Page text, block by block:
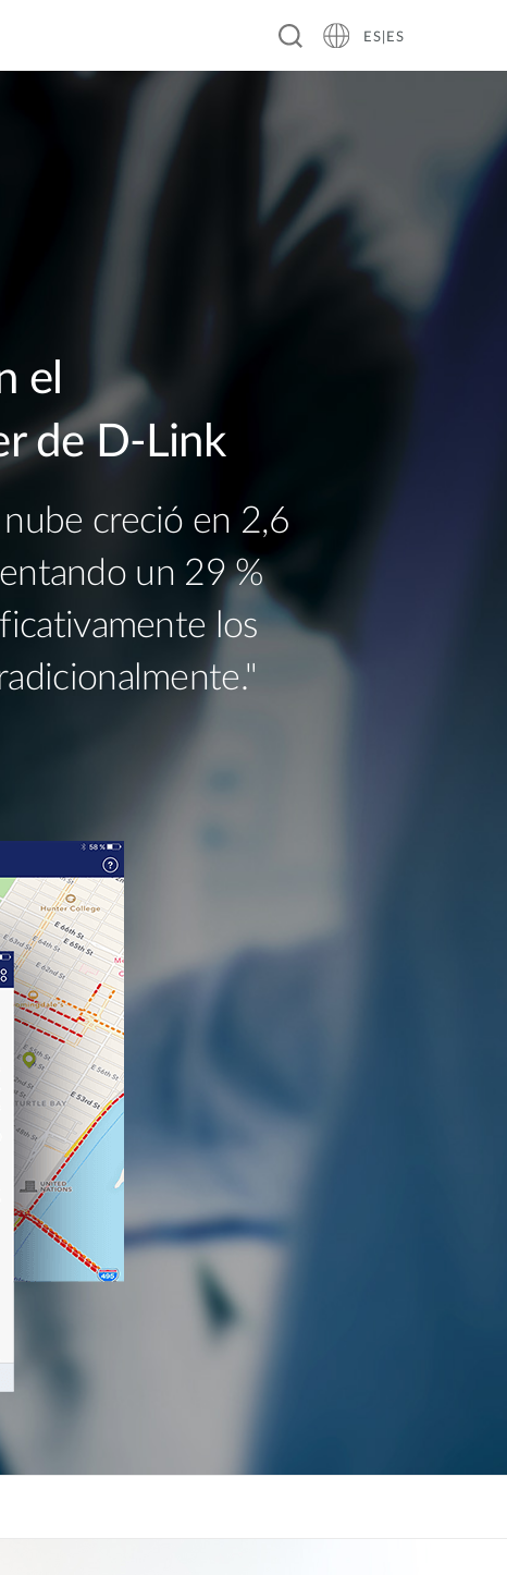
ES|ES
el
de D‑Link
creció en 2,6
un 29 %
los